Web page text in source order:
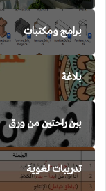
برامج ومكتبات
بلاغة
بين راحتين من ورق
تدريبات لغوية